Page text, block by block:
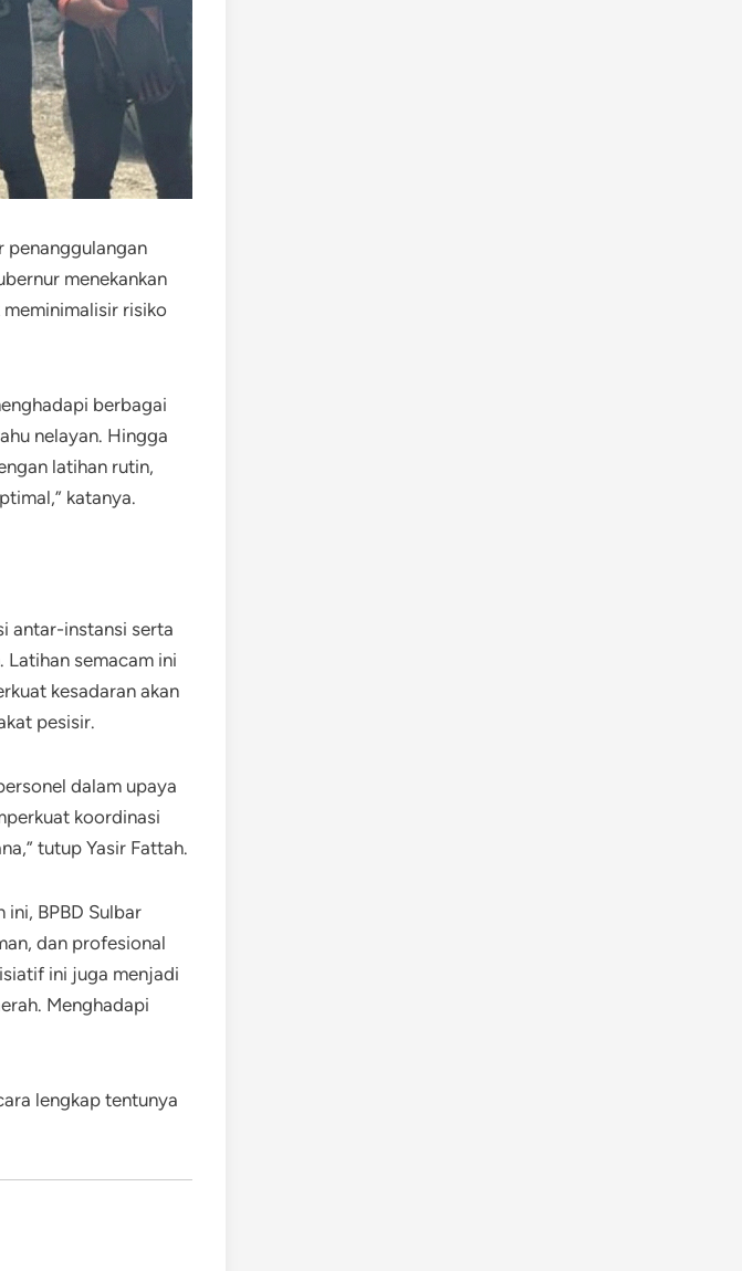
penanggulangan
menekankan
risiko
berbagai
nelayan. Hingga
latihan rutin,
katanya.
antar-instansi serta
semacam ini
kesadaran akan
pesisir.
dalam upaya
koordinasi
tutup Yasir Fattah.
BPBD Sulbar
dan profesional
ini juga menjadi
Menghadapi
lengkap tentunya